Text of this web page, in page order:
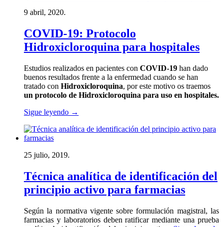
9 abril, 2020.
COVID-19: Protocolo
Hidroxicloroquina para hospitales
Estudios realizados en pacientes con COVID-19 han dado
buenos resultados frente a la enfermedad cuando se han
tratado con Hidroxicloroquina, por este motivo os traemos
un protocolo de Hidroxicloroquina para uso en hospitales.
Sigue leyendo →
25 julio, 2019.
Técnica analítica de identificación del
principio activo para farmacias
Según la normativa vigente sobre formulación magistral, las
farmacias y laboratorios deben ratificar mediante una prueba